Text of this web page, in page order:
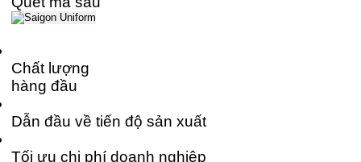
Chất lượng
hàng đầu
Dẫn đầu về tiến độ sản xuất
Tối ưu chi phí doanh nghiệp